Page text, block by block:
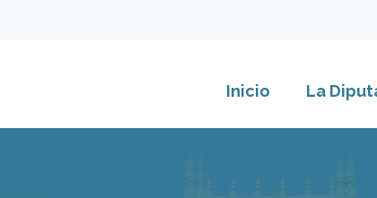
Inicio La